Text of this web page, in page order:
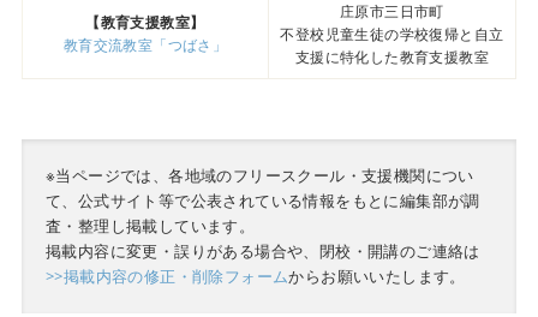
【教育支援教室】
教育交流教室「つばさ」
庄原市三日市町
不登校児童生徒の学校復帰と自立
支援に特化した教育支援教室
※当ページでは、各地域のフリースクール・支援機関につい
て、公式サイト等で公表されている情報をもとに編集部が調
査・整理し掲載しています。
掲載内容に変更・誤りがある場合や、閉校・開講のご連絡は
>>掲載内容の修正・削除フォームからお願いいたします。